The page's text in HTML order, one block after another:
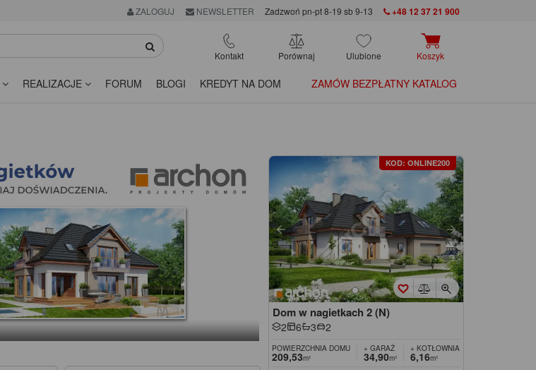
ZALOGUJ NEWSLETTER Zadzwoń pn-pt 8-19 sb 9-13 +48 12 37 21 900
Kontakt Porównaj Ulubione Koszyk
REALIZACJE FORUM BLOGI KREDYT NA DOM ZAMÓW BEZPŁATNY KATALOG
KOD: ONLINE200
Dom w nagietkach 2 (N)
2 6 3 2
POWIERZCHNIA DOMU
209,53m²
+ GARAŻ
34,90m²
+ KOTŁOWNIA
6,16m²